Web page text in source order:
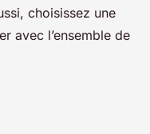
choisissez une
avec l’ensemble de